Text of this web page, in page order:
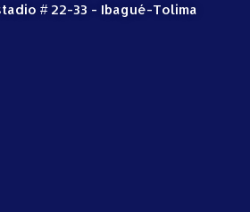
# 22-33 - Ibagué-Tolima